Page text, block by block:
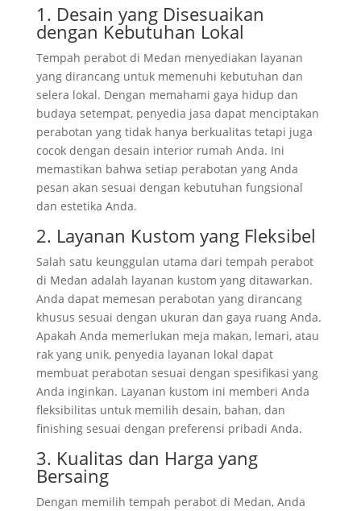
1. Desain yang Disesuaikan
dengan Kebutuhan Lokal
Tempah perabot di Medan menyediakan layanan
yang dirancang untuk memenuhi kebutuhan dan
selera lokal. Dengan memahami gaya hidup dan
budaya setempat, penyedia jasa dapat menciptakan
perabotan yang tidak hanya berkualitas tetapi juga
cocok dengan desain interior rumah Anda. Ini
memastikan bahwa setiap perabotan yang Anda
pesan akan sesuai dengan kebutuhan fungsional
dan estetika Anda.
2. Layanan Kustom yang Fleksibel
Salah satu keunggulan utama dari tempah perabot
di Medan adalah layanan kustom yang ditawarkan.
Anda dapat memesan perabotan yang dirancang
khusus sesuai dengan ukuran dan gaya ruang Anda.
Apakah Anda memerlukan meja makan, lemari, atau
rak yang unik, penyedia layanan lokal dapat
membuat perabotan sesuai dengan spesifikasi yang
Anda inginkan. Layanan kustom ini memberi Anda
fleksibilitas untuk memilih desain, bahan, dan
finishing sesuai dengan preferensi pribadi Anda.
3. Kualitas dan Harga yang
Bersaing
Dengan memilih tempah perabot di Medan, Anda